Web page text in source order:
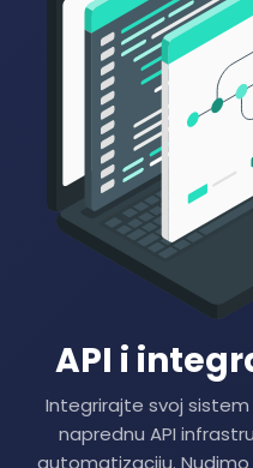
API i
Integrirajte svoj
naprednu API
automatizaciju.